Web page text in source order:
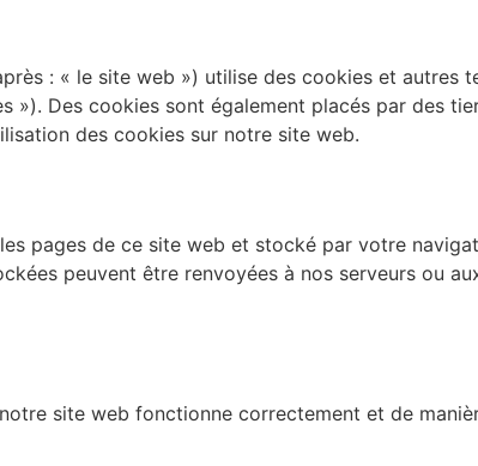
: « le site web ») utilise des cookies et autres
»). Des cookies sont également placés par des
des cookies sur notre site web.
pages de ce site web et stocké par votre
peuvent être renvoyées à nos serveurs ou
site web fonctionne correctement et de